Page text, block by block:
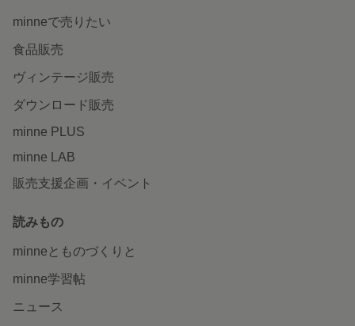
minneで売りたい
食品販売
ヴィンテージ販売
ダウンロード販売
minne PLUS
minne LAB
販売支援企画・イベント
読みもの
minneとものづくりと
minne学習帖
ニュース